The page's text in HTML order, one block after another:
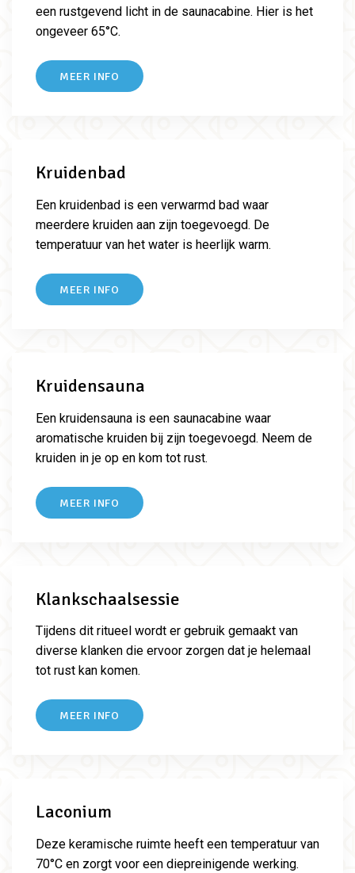
een rustgevend licht in de saunacabine. Hier is het
ongeveer 65°C.
MEER INFO
Kruidenbad
Een kruidenbad is een verwarmd bad waar
meerdere kruiden aan zijn toegevoegd. De
temperatuur van het water is heerlijk warm.
MEER INFO
Kruidensauna
Een kruidensauna is een saunacabine waar
aromatische kruiden bij zijn toegevoegd. Neem de
kruiden in je op en kom tot rust.
MEER INFO
Klankschaalsessie
Tijdens dit ritueel wordt er gebruik gemaakt van
diverse klanken die ervoor zorgen dat je helemaal
tot rust kan komen.
MEER INFO
Laconium
Deze keramische ruimte heeft een temperatuur van
70°C en zorgt voor een diepreinigende werking.